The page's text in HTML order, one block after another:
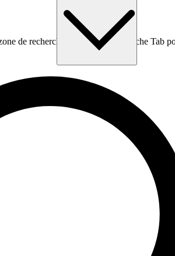
de recherche, puis utilisez la touche Tab